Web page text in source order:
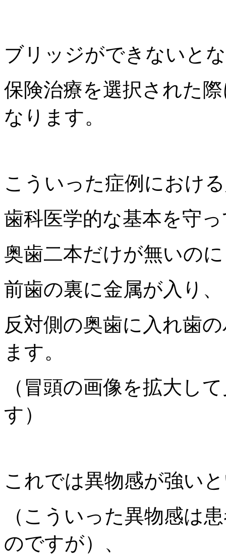
ブリッジができないと
保険治療を選択された
なります。
こういった症例におけ
歯科医学的な基本を守
奥歯二本だけが無いの
前歯の裏に金属が入り、
反対側の奥歯に入れ歯
ます。
（冒頭の画像を拡大し
す）
これでは異物感が強い
（こういった異物感は
のですが）、